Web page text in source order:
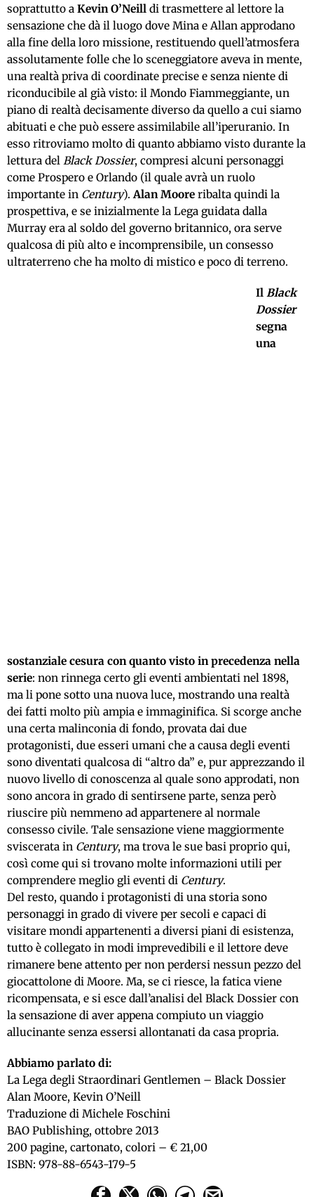
soprattutto a Kevin O’Neill di trasmettere al lettore la
sensazione che dà il luogo dove Mina e Allan approdano
alla fine della loro missione, restituendo quell’atmosfera
assolutamente folle che lo sceneggiatore aveva in mente,
una realtà priva di coordinate precise e senza niente di
riconducibile al già visto: il Mondo Fiammeggiante, un
piano di realtà decisamente diverso da quello a cui siamo
abituati e che può essere assimilabile all’iperuranio. In
esso ritroviamo molto di quanto abbiamo visto durante la
lettura del Black Dossier, compresi alcuni personaggi
come Prospero e Orlando (il quale avrà un ruolo
importante in Century).Alan Moore ribalta quindi la
prospettiva, e se inizialmente la Lega guidata dalla
Murray era al soldo del governo britannico, ora serve
qualcosa di più alto e incomprensibile, un consesso
ultraterreno che ha molto di mistico e poco di terreno.
Il Black
Dossier
segna
una
sostanziale cesura con quanto visto in precedenza nella
serie: non rinnega certo gli eventi ambientati nel 1898,
ma li pone sotto una nuova luce, mostrando una realtà
dei fatti molto più ampia e immaginifica. Si scorge anche
una certa malinconia di fondo, provata dai due
protagonisti, due esseri umani che a causa degli eventi
sono diventati qualcosa di “altro da” e, pur apprezzando il
nuovo livello di conoscenza al quale sono approdati, non
sono ancora in grado di sentirsene parte, senza però
riuscire più nemmeno ad appartenere al normale
consesso civile. Tale sensazione viene maggiormente
sviscerata in Century, ma trova le sue basi proprio qui,
così come qui si trovano molte informazioni utili per
comprendere meglio gli eventi di Century.
Del resto, quando i protagonisti di una storia sono
personaggi in grado di vivere per secoli e capaci di
visitare mondi appartenenti a diversi piani di esistenza,
tutto è collegato in modi imprevedibili e il lettore deve
rimanere bene attento per non perdersi nessun pezzo del
giocattolone di Moore. Ma, se ci riesce, la fatica viene
ricompensata, e si esce dall’analisi del Black Dossier con
la sensazione di aver appena compiuto un viaggio
allucinante senza essersi allontanati da casa propria.
Abbiamo parlato di:
La Lega degli Straordinari Gentlemen – Black Dossier
Alan Moore, Kevin O’Neill
Traduzione di Michele Foschini
BAO Publishing, ottobre 2013
200 pagine, cartonato, colori – € 21,00
ISBN: 978-88-6543-179-5